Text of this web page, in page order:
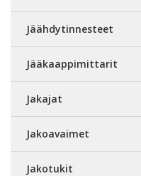
Jäähdytinnesteet
Jääkaappimittarit
Jakajat
Jakoavaimet
Jakotukit